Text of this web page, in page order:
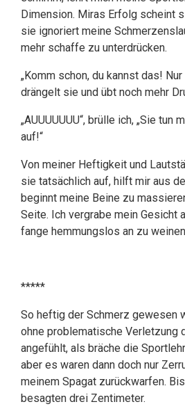
Dimension. Miras Erfolg scheint
sie ignoriert meine
mehr schaffe zu unterdrücken.
„Komm schon, du kannst das!
drängelt sie und übt noch mehr
„AUUUUUUU“, brülle ich, „Sie tun
auf!“
Von meiner Heftigkeit und
sie tatsächlich auf, hilft mir aus
beginnt meine Beine zu
Seite. Ich vergrabe mein Gesicht
fange hemmungslos an zu
*****
So heftig der Schmerz gewesen
ohne problematische Verletzung
angefühlt, als bräche die
aber es waren dann doch nur
meinem Spagat zurückwarfen.
besagten drei Zentimeter.